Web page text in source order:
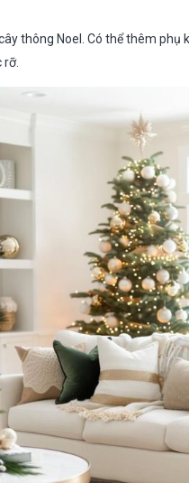
thông Noel. Có thể thêm phụ
rỡ.